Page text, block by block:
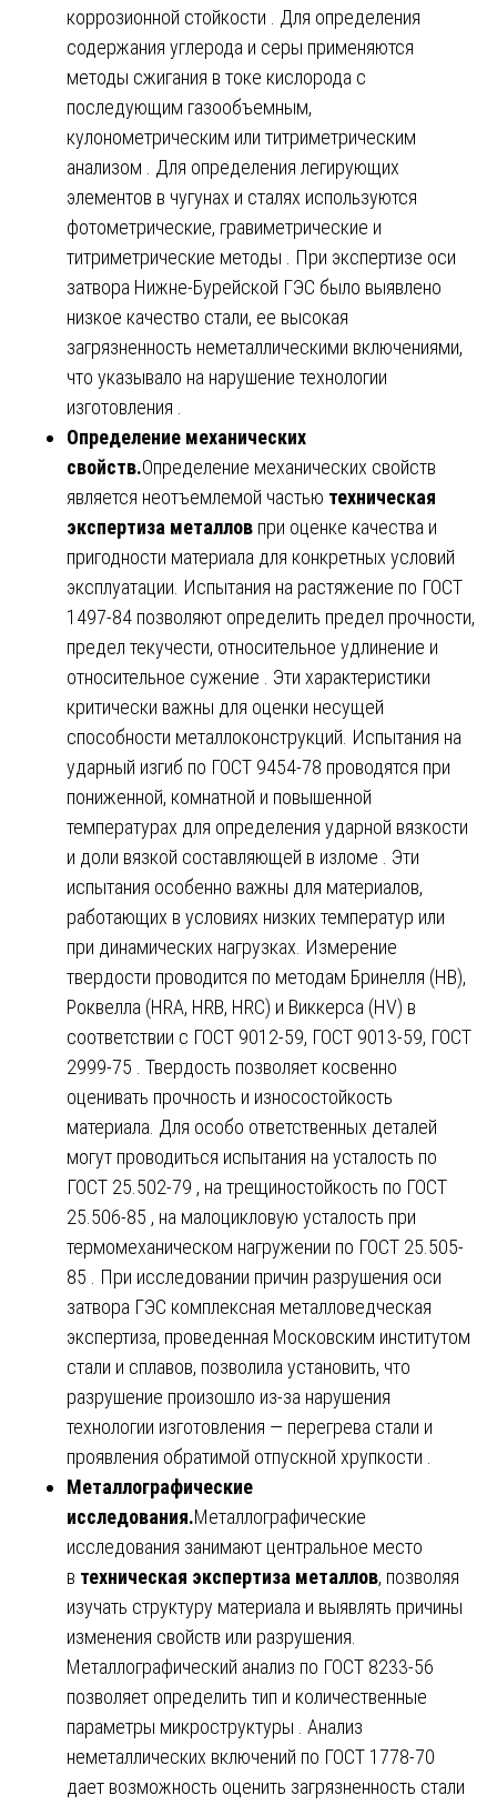
коррозионной стойкости . Для определения
содержания углерода и серы применяются
методы сжигания в токе кислорода с
последующим газообъемным,
кулонометрическим или титриметрическим
анализом . Для определения легирующих
элементов в чугунах и сталях используются
фотометрические, гравиметрические и
титриметрические методы . При экспертизе оси
затвора Нижне-Бурейской ГЭС было выявлено
низкое качество стали, ее высокая
загрязненность неметаллическими включениями,
что указывало на нарушение технологии
изготовления .
Определение механических
свойств.Определение механических свойств
является неотъемлемой частью техническая
экспертиза металлов при оценке качества и
пригодности материала для конкретных условий
эксплуатации. Испытания на растяжение по ГОСТ
1497-84 позволяют определить предел прочности,
предел текучести, относительное удлинение и
относительное сужение . Эти характеристики
критически важны для оценки несущей
способности металлоконструкций. Испытания на
ударный изгиб по ГОСТ 9454-78 проводятся при
пониженной, комнатной и повышенной
температурах для определения ударной вязкости
и доли вязкой составляющей в изломе . Эти
испытания особенно важны для материалов,
работающих в условиях низких температур или
при динамических нагрузках. Измерение
твердости проводится по методам Бринелля (HB),
Роквелла (HRA, HRB, HRC) и Виккерса (HV) в
соответствии с ГОСТ 9012-59, ГОСТ 9013-59, ГОСТ
2999-75 . Твердость позволяет косвенно
оценивать прочность и износостойкость
материала. Для особо ответственных деталей
могут проводиться испытания на усталость по
ГОСТ 25.502-79 , на трещиностойкость по ГОСТ
25.506-85 , на малоцикловую усталость при
термомеханическом нагружении по ГОСТ 25.505-
85 . При исследовании причин разрушения оси
затвора ГЭС комплексная металловедческая
экспертиза, проведенная Московским институтом
стали и сплавов, позволила установить, что
разрушение произошло из-за нарушения
технологии изготовления — перегрева стали и
проявления обратимой отпускной хрупкости .
Металлографические
исследования.Металлографические
исследования занимают центральное место
в техническая экспертиза металлов, позволяя
изучать структуру материала и выявлять причины
изменения свойств или разрушения.
Металлографический анализ по ГОСТ 8233-56
позволяет определить тип и количественные
параметры микроструктуры . Анализ
неметаллических включений по ГОСТ 1778-70
дает возможность оценить загрязненность стали